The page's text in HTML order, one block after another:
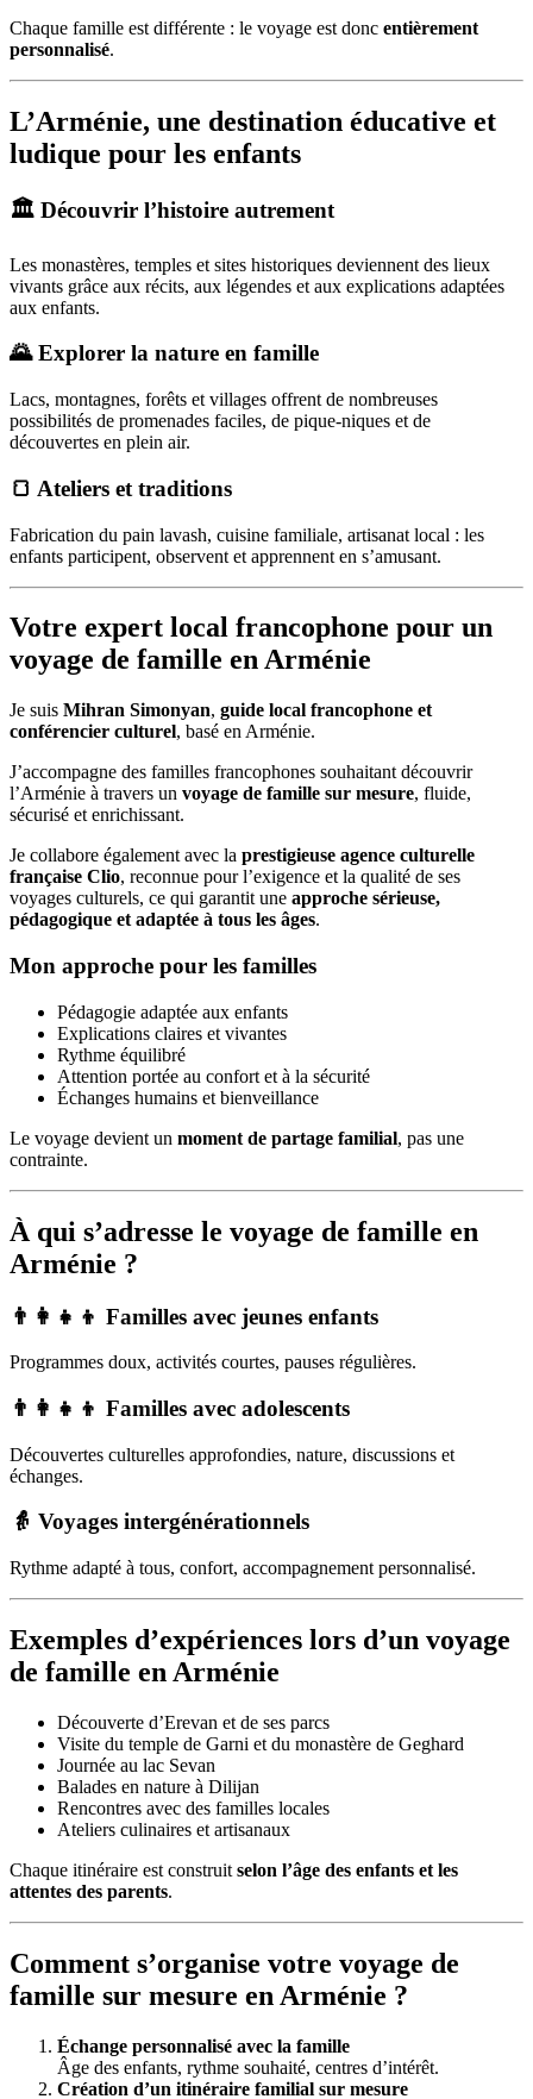
Chaque famille est différente : le voyage est donc entièrement
personnalisé.
L’Arménie, une destination éducative et
ludique pour les enfants
🏛️ Découvrir l’histoire autrement
Les monastères, temples et sites historiques deviennent des lieux
vivants grâce aux récits, aux légendes et aux explications adaptées
aux enfants.
🌄 Explorer la nature en famille
Lacs, montagnes, forêts et villages offrent de nombreuses
possibilités de promenades faciles, de pique-niques et de
découvertes en plein air.
🍞 Ateliers et traditions
Fabrication du pain lavash, cuisine familiale, artisanat local : les
enfants participent, observent et apprennent en s’amusant.
Votre expert local francophone pour un
voyage de famille en Arménie
Je suis Mihran Simonyan, guide local francophone et
conférencier culturel, basé en Arménie.
J’accompagne des familles francophones souhaitant découvrir
l’Arménie à travers un voyage de famille sur mesure, fluide,
sécurisé et enrichissant.
Je collabore également avec la prestigieuse agence culturelle
française Clio, reconnue pour l’exigence et la qualité de ses
voyages culturels, ce qui garantit une approche sérieuse,
pédagogique et adaptée à tous les âges.
Mon approche pour les familles
Pédagogie adaptée aux enfants
Explications claires et vivantes
Rythme équilibré
Attention portée au confort et à la sécurité
Échanges humains et bienveillance
Le voyage devient un moment de partage familial, pas une
contrainte.
À qui s’adresse le voyage de famille en
Arménie ?
👨‍👩‍👧‍👦 Familles avec jeunes enfants
Programmes doux, activités courtes, pauses régulières.
👨‍👩‍👧‍👦 Familles avec adolescents
Découvertes culturelles approfondies, nature, discussions et
échanges.
👵 Voyages intergénérationnels
Rythme adapté à tous, confort, accompagnement personnalisé.
Exemples d’expériences lors d’un voyage
de famille en Arménie
Découverte d’Erevan et de ses parcs
Visite du temple de Garni et du monastère de Geghard
Journée au lac Sevan
Balades en nature à Dilijan
Rencontres avec des familles locales
Ateliers culinaires et artisanaux
Chaque itinéraire est construit selon l’âge des enfants et les
attentes des parents.
Comment s’organise votre voyage de
famille sur mesure en Arménie ?
Échange personnalisé avec la famille
Âge des enfants, rythme souhaité, centres d’intérêt.
Création d’un itinéraire familial sur mesure